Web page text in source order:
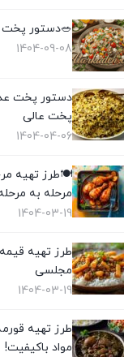
🥗دستور پخت
1404-09-08
دستور پخت
پخت عالی
1404-04-06
🍽️طرز تهیه
مرحله به
1404-03-19
طرز تهیه
مجلسی
1404-03-19
طرز تهیه
مواد باکیفیت!